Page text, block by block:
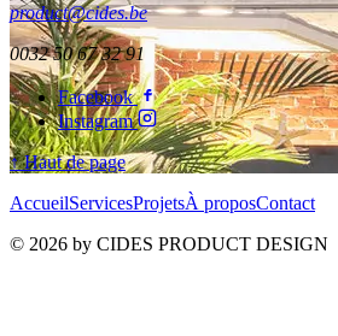
product@cides.be
0032 50 67 32 91
Facebook
Instagram
↑ Haut de page
AccueilServicesProjetsÀ proposContact
© 2026 by CIDES PRODUCT DESIGN